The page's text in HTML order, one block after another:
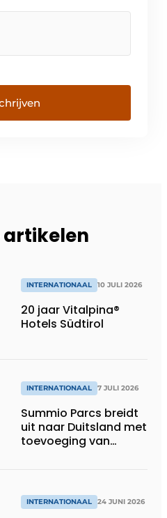
artikelen
INTERNATIONAAL 10 JULI 2026
20 jaar Vitalpina®
Hotels Südtirol
INTERNATIONAAL 7 JULI 2026
Summio Parcs breidt
uit naar Duitsland met
toevoeging van
INTERNATIONAAL 24 JUNI 2026